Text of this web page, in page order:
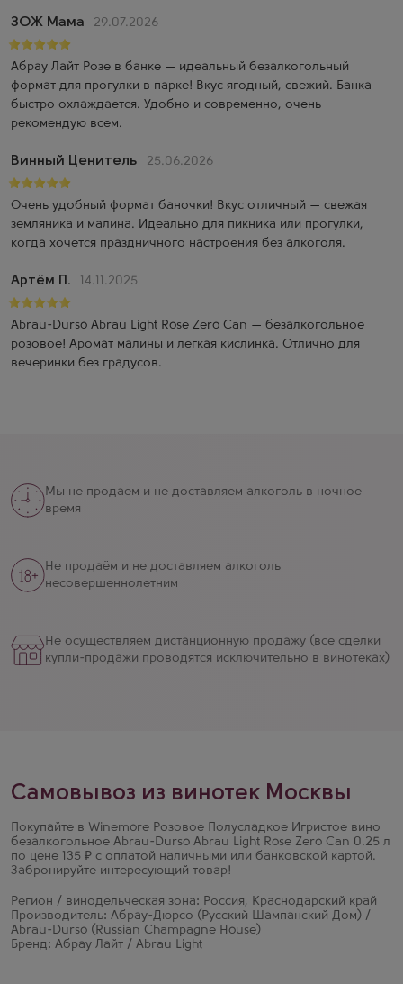
ЗОЖ Мама 29.07.2026
Абрау Лайт Розе в банке — идеальный безалкогольный
формат для прогулки в парке! Вкус ягодный, свежий. Банка
быстро охлаждается. Удобно и современно, очень
рекомендую всем.
Винный Ценитель 25.06.2026
Очень удобный формат баночки! Вкус отличный — свежая
земляника и малина. Идеально для пикника или прогулки,
когда хочется праздничного настроения без алкоголя.
Артём П. 14.11.2025
Abrau-Durso Abrau Light Rose Zero Can — безалкогольное
розовое! Аромат малины и лёгкая кислинка. Отлично для
вечеринки без градусов.
Мы не продаем и не доставляем алкоголь в ночное
время
Не продаём и не доставляем алкоголь
несовершеннолетним
Не осуществляем дистанционную продажу (все сделки
купли-продажи проводятся исключительно в винотеках)
Самовывоз из винотек Москвы
Покупайте в Winemore Розовое Полусладкое Игристое вино
безалкогольное Abrau-Durso Abrau Light Rose Zero Can 0.25 л
по цене 135 ₽ с оплатой наличными или банковской картой.
Забронируйте интересующий товар!
Регион / винодельческая зона: Россия, Краснодарский край
Производитель: Абрау-Дюрсо (Русский Шампанский Дом) /
Abrau-Durso (Russian Champagne House)
Бренд: Абрау Лайт / Abrau Light